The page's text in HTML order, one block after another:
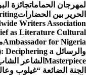
لمهرجان الحمامات
الحرير بين الحضارات
Writers Association
as Literature Cultural
Ambassador for Nigeria
والرسائل Deciphering a
Masterpiece الشاعر
الجنة الضائعة “غيلوب